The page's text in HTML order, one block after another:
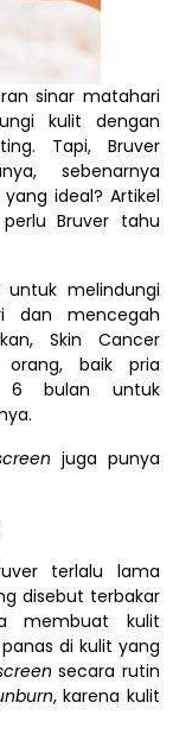
sinar matahari
kulit dengan
Tapi, Bruver
sebenarnya
ideal? Artikel
Bruver tahu
melindungi
dan mencegah
Skin Cancer
orang, baik pria
6 bulan untuk
juga punya
terlalu lama
disebut terbakar
membuat kulit
di kulit yang
secara rutin
, karena kulit